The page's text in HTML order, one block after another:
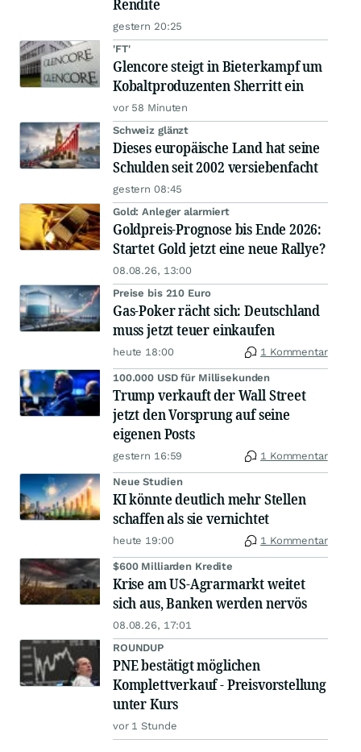
Rendite
gestern 20:25
'FT'
Glencore steigt in Bieterkampf um
Kobaltproduzenten Sherritt ein
vor 58 Minuten
Schweiz glänzt
Dieses europäische Land hat seine
Schulden seit 2002 versiebenfacht
gestern 08:45
Gold: Anleger alarmiert
Goldpreis-Prognose bis Ende 2026:
Startet Gold jetzt eine neue Rallye?
08.08.26, 13:00
Preise bis 210 Euro
Gas-Poker rächt sich: Deutschland
muss jetzt teuer einkaufen
heute 18:00 1 Kommentar
100.000 USD für Millisekunden
Trump verkauft der Wall Street
jetzt den Vorsprung auf seine
eigenen Posts
gestern 16:59 1 Kommentar
Neue Studien
KI könnte deutlich mehr Stellen
schaffen als sie vernichtet
heute 19:00 1 Kommentar
$600 Milliarden Kredite
Krise am US-Agrarmarkt weitet
sich aus, Banken werden nervös
08.08.26, 17:01
ROUNDUP
PNE bestätigt möglichen
Komplettverkauf - Preisvorstellung
unter Kurs
vor 1 Stunde